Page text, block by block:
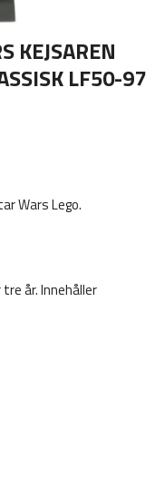
KEJSAREN
LF50-97
Wars Lego.
år. Innehåller